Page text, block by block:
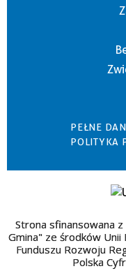
PEŁNE
POLITYKA
Strona sfinansowana
Gmina" ze środków
Funduszu Rozwoju
Polska